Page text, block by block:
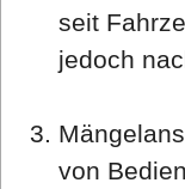
seit
jedoch
von